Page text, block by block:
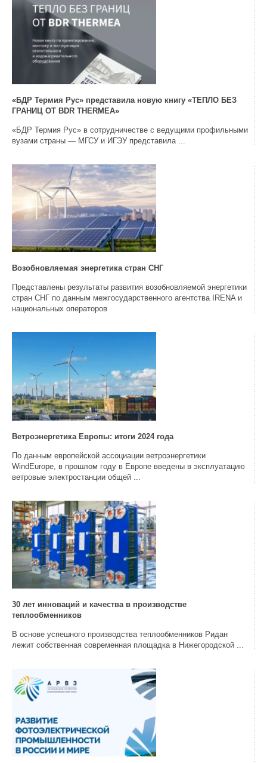
«БДР Термия Рус» представила новую книгу «ТЕПЛО БЕЗ
ГРАНИЦ ОТ BDR THERMEA»
«БДР Термия Рус» в сотрудничестве с ведущими профильными
вузами страны — МГСУ и ИГЭУ представила ...
Возобновляемая энергетика стран СНГ
Представлены результаты развития возобновляемой энергетики
стран СНГ по данным межгосударственного агентства IRENA и
национальных операторов
Ветроэнергетика Европы: итоги 2024 года
По данным европейской ассоциации ветроэнергетики
WindEurope, в прошлом году в Европе введены в эксплуатацию
ветровые электростанции общей ...
30 лет инноваций и качества в производстве
теплообменников
В основе успешного производства теплообменников Ридан
лежит собственная современная площадка в Нижегородской ...